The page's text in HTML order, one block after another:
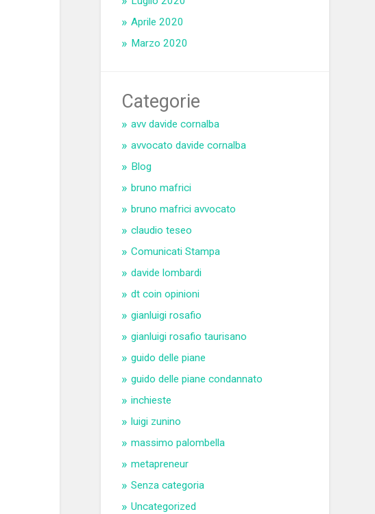
Aprile 2020
Marzo 2020
Categorie
avv davide cornalba
avvocato davide cornalba
Blog
bruno mafrici
bruno mafrici avvocato
claudio teseo
Comunicati Stampa
davide lombardi
dt coin opinioni
gianluigi rosafio
gianluigi rosafio taurisano
guido delle piane
guido delle piane condannato
inchieste
luigi zunino
massimo palombella
metapreneur
Senza categoria
Uncategorized